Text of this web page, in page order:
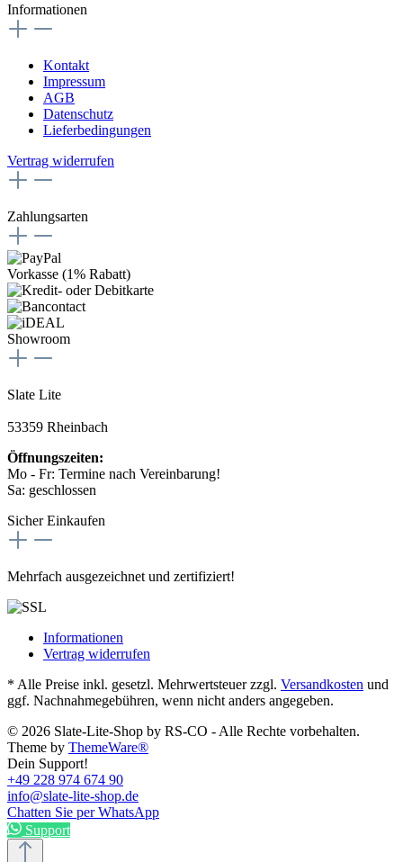
Informationen
Kontakt
Impressum
AGB
Datenschutz
Lieferbedingungen
Vertrag widerrufen
Zahlungsarten
Vorkasse (1% Rabatt)
Showroom
Slate Lite
53359 Rheinbach
Öffnungszeiten:
Mo - Fr: Termine nach Vereinbarung!
Sa: geschlossen
Sicher Einkaufen
Mehrfach ausgezeichnet und zertifiziert!
Informationen
Vertrag widerrufen
* Alle Preise inkl. gesetzl. Mehrwertsteuer zzgl. Versandkosten und
ggf. Nachnahmegebühren, wenn nicht anders angegeben.
© 2026 Slate-Lite-Shop by RS-CO - Alle Rechte vorbehalten.
Theme by ThemeWare®
Dein Support!
+49 228 974 674 90
info@slate-lite-shop.de
Chatten Sie per WhatsApp
Support